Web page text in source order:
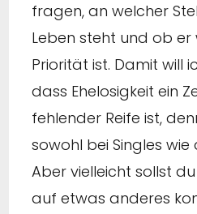
fragen, an welcher
Leben steht und ob er
Priorität ist. Damit will
dass Ehelosigkeit ein
fehlender Reife ist,
sowohl bei Singles
Aber vielleicht sollst
auf etwas anderes